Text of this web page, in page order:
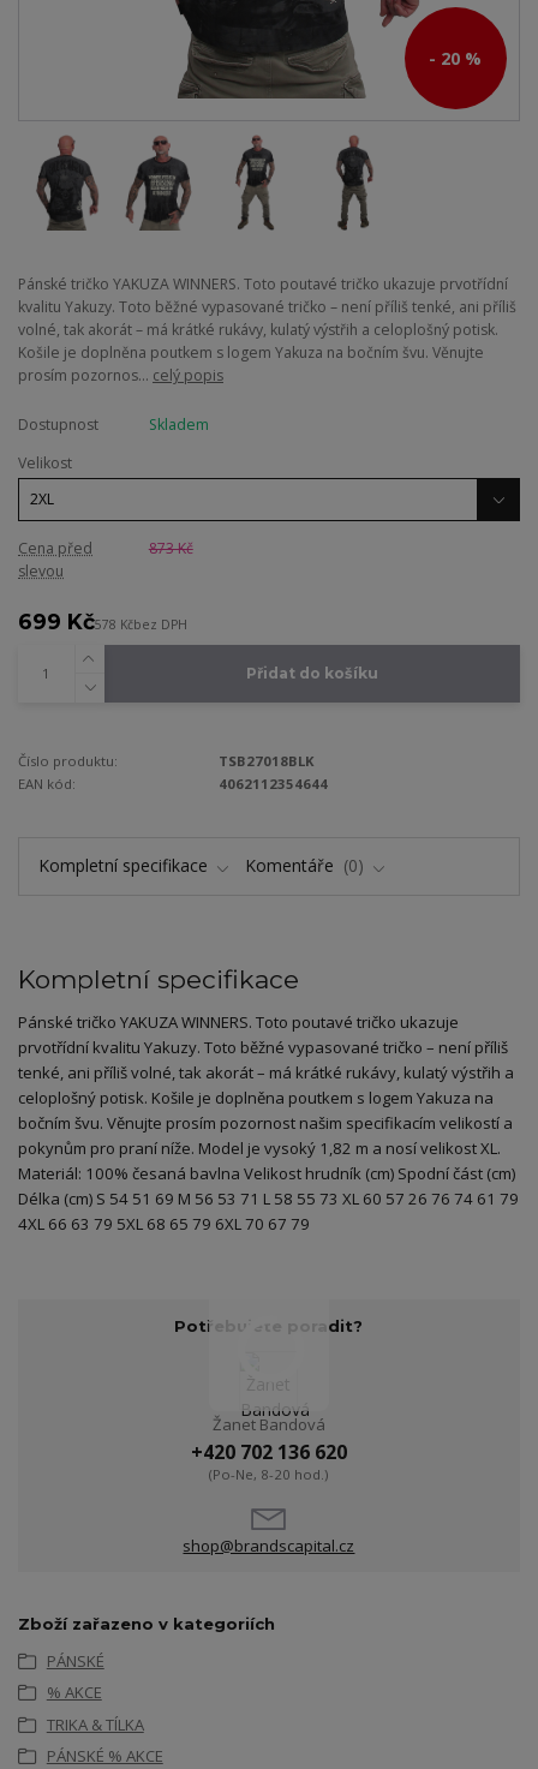
- 20 %
Pánské tričko YAKUZA WINNERS. Toto poutavé tričko ukazuje prvotřídní
kvalitu Yakuzy. Toto běžné vypasované tričko – není příliš tenké, ani příliš
volné, tak akorát – má krátké rukávy, kulatý výstřih a celoplošný potisk.
Košile je doplněna poutkem s logem Yakuza na bočním švu. Věnujte
prosím pozornos... celý popis
Dostupnost
Skladem
Velikost
Cena před
slevou
873 Kč
699 Kč578 Kčbez DPH
Přidat do košíku
Číslo produktu:
TSB27018BLK
EAN kód:
4062112354644
Kompletní specifikace Komentáře 0
Kompletní specifikace
Pánské tričko YAKUZA WINNERS. Toto poutavé tričko ukazuje
prvotřídní kvalitu Yakuzy. Toto běžné vypasované tričko – není příliš
tenké, ani příliš volné, tak akorát – má krátké rukávy, kulatý výstřih a
celoplošný potisk. Košile je doplněna poutkem s logem Yakuza na
bočním švu. Věnujte prosím pozornost našim specifikacím velikostí a
pokynům pro praní níže. Model je vysoký 1,82 m a nosí velikost XL.
Materiál: 100% česaná bavlna Velikost hrudník (cm) Spodní část (cm)
Délka (cm) S 54 51 69 M 56 53 71 L 58 55 73 XL 60 57 26 76 74 61 79
4XL 66 63 79 5XL 68 65 79 6XL 70 67 79
Potřebujete poradit?
Žanet Bandová
+420 702 136 620
(Po-Ne, 8-20 hod.)
shop@brandscapital.cz
Zboží zařazeno v kategoriích
PÁNSKÉ
% AKCE
TRIKA & TÍLKA
PÁNSKÉ % AKCE